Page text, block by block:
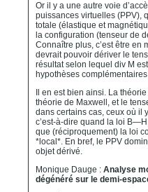
Or il y a une autre voie
puissances virtuelles (PPV),
totale (élastique et
la configuration (tenseur de
Connaître plus, c’est être en
devrait pouvoir dériver le
résultat selon lequel div M
hypothèses
Il en est bien ainsi. La
théorie de Maxwell, et le
dans certains cas, ceux où il
c’est-à-dire quand la loi
que (réciproquement) la loi
*local*. En bref, le PPV
objet dérivé.
Monique Dauge : Analyse
dégénéré sur le demi-